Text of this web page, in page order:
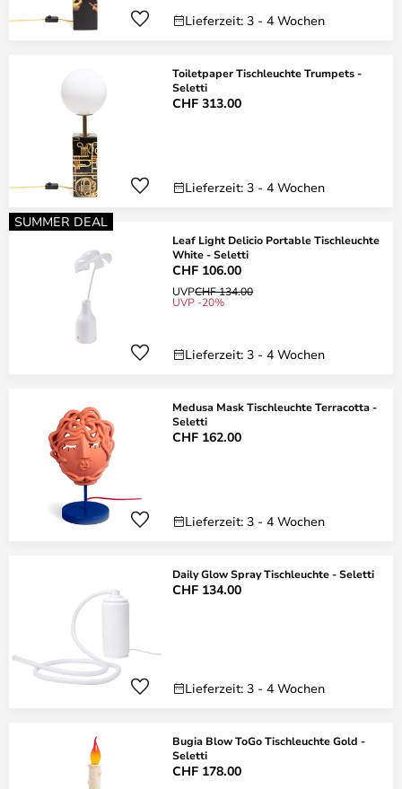
Lieferzeit: 3 - 4 Wochen
Toiletpaper Tischleuchte Trumpets -
Seletti
CHF 313.00
Lieferzeit: 3 - 4 Wochen
SUMMER DEAL
Leaf Light Delicio Portable Tischleuchte
White - Seletti
CHF 106.00
UVPCHF 134.00
UVP -20%
Lieferzeit: 3 - 4 Wochen
Medusa Mask Tischleuchte Terracotta -
Seletti
CHF 162.00
Lieferzeit: 3 - 4 Wochen
Daily Glow Spray Tischleuchte - Seletti
CHF 134.00
Lieferzeit: 3 - 4 Wochen
Bugia Blow ToGo Tischleuchte Gold -
Seletti
CHF 178.00